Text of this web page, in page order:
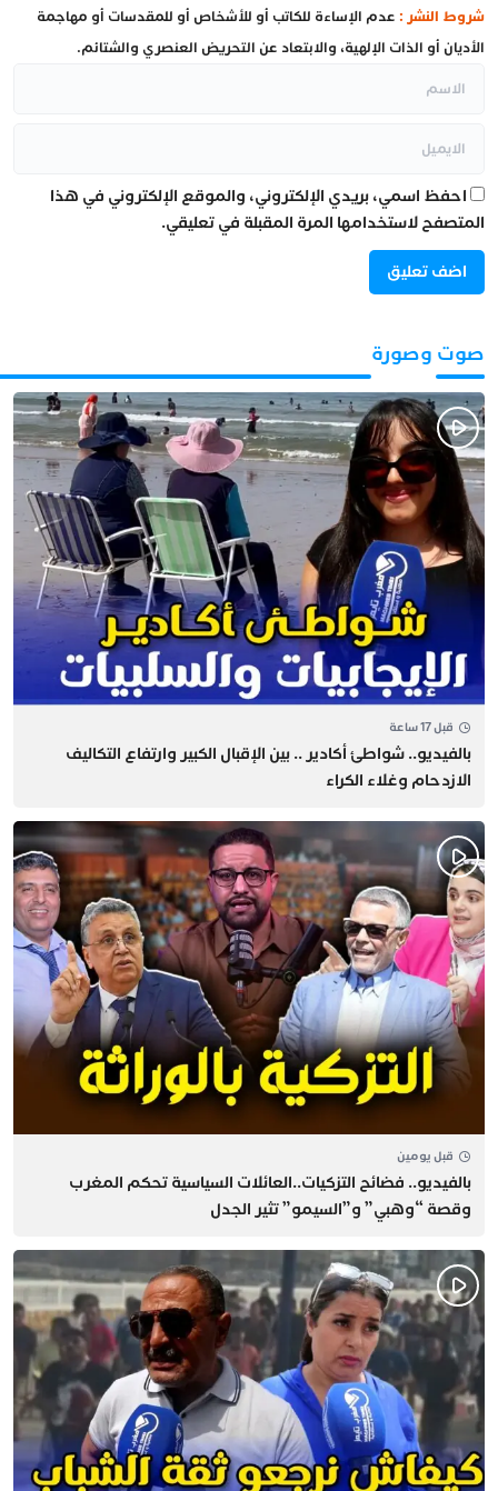
شروط النشر : عدم الإساءة للكاتب أو للأشخاص أو للمقدسات أو مهاجمة
الأديان أو الذات الإلهية، والابتعاد عن التحريض العنصري والشتائم.
احفظ اسمي، بريدي الإلكتروني، والموقع الإلكتروني في هذا
المتصفح لاستخدامها المرة المقبلة في تعليقي.
صوت وصورة
قبل 17 ساعة
بالفيديو.. شواطئ أكادير .. بين الإقبال الكبير وارتفاع التكاليف
الازدحام وغلاء الكراء
قبل يومين
بالفيديو.. فضائح التزكيات..العائلات السياسية تحكم المغرب
وقصة “وهبي” و”السيمو” تثير الجدل